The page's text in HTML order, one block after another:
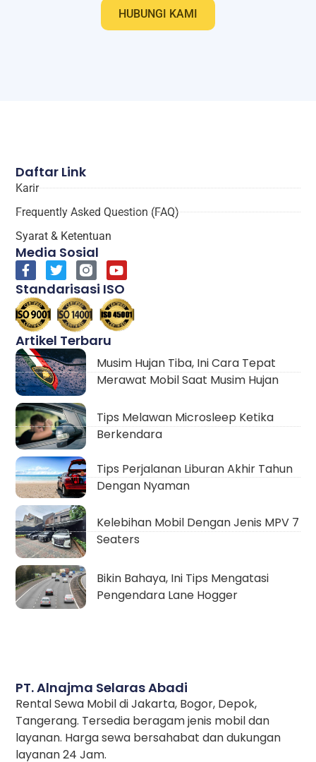
HUBUNGI KAMI
PT. Alnajma Selaras Abadi
Rental Sewa Mobil di Jakarta, Bogor, Depok,
Tangerang. Tersedia beragam jenis mobil dan
layanan. Harga sewa bersahabat dan dukungan
layanan 24 Jam.
Artikel Terbaru
Musim Hujan Tiba, Ini Cara Tepat
Merawat Mobil Saat Musim Hujan
Tips Melawan Microsleep Ketika
Berkendara
Tips Perjalanan Liburan Akhir Tahun
Dengan Nyaman
Kelebihan Mobil Dengan Jenis MPV 7
Seaters
Bikin Bahaya, Ini Tips Mengatasi
Pengendara Lane Hogger
Daftar Link
Karir
Frequently Asked Question (FAQ)
Syarat & Ketentuan
Media Sosial
Standarisasi ISO